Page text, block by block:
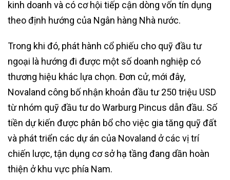
kinh doanh và có cơ hội tiếp cận dòng vốn tín dụng
theo định hướng của Ngân hàng Nhà nước.
Trong khi đó, phát hành cổ phiếu cho quỹ đầu tư
ngoại là hướng đi được một số doanh nghiệp có
thương hiệu khác lựa chọn. Đơn cử, mới đây,
Novaland công bố nhận khoản đầu tư 250 triệu USD
từ nhóm quỹ đầu tư do Warburg Pincus dẫn đầu. Số
tiền dự kiến được phân bổ cho việc gia tăng quỹ đất
và phát triển các dự án của Novaland ở các vị trí
chiến lược, tận dụng cơ sở hạ tầng đang dần hoàn
thiện ở khu vực phía Nam.